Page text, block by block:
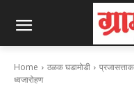
Home ठळक घडामोडी
ध्वजारोहण